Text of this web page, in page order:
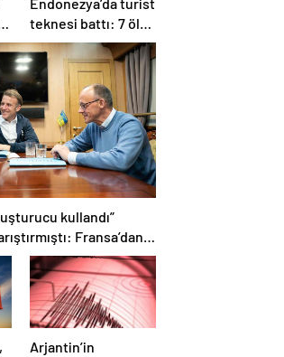
Endonezya’da turist
teknesi battı: 7 ölü,
34 yaralı
kullandı”
Fransa’dan
geldi!
Arjantin’in